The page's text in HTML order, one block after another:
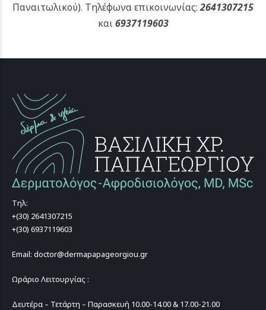
Παναιτωλικού). Τηλέφωνα επικοινωνίας:2641307215
και6937119603
Τηλ:
+(30) 2641307215
+(30) 6937119603
Email: doctor@dermapapageorgiou.gr
Ωράριο Λειτουργίας :
Δευτέρα – Τετάρτη – Παρασκευή 10.00-14.00 & 17.00-21.00